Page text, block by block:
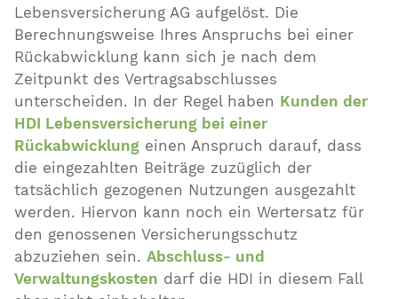
Lebensversicherung AG aufgelöst. Die
Berechnungsweise Ihres Anspruchs bei einer
Rückabwicklung kann sich je nach dem
Zeitpunkt des Vertragsabschlusses
unterscheiden. In der Regel haben Kunden der
HDI Lebensversicherung bei einer
Rückabwicklung einen Anspruch darauf, dass
die eingezahlten Beiträge zuzüglich der
tatsächlich gezogenen Nutzungen ausgezahlt
werden. Hiervon kann noch ein Wertersatz für
den genossenen Versicherungsschutz
abzuziehen sein.Abschluss- und
Verwaltungskosten darf die HDI in diesem Fall